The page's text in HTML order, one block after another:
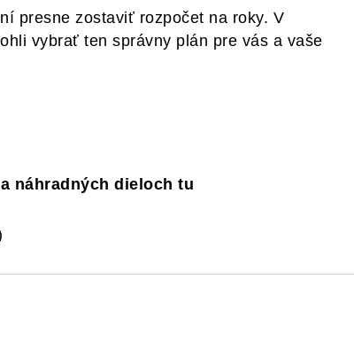
presne zostaviť rozpočet na roky. V
vybrať ten správny plán pre vás a vaše
náhradných dieloch tu